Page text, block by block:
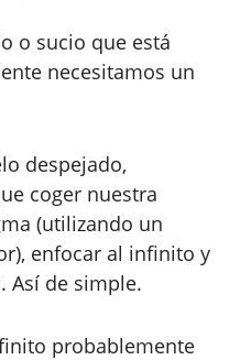
o sucio que está
necesitamos un
despejado,
coger nuestra
(utilizando un
enfocar al infinito y
Así de simple.
probablemente